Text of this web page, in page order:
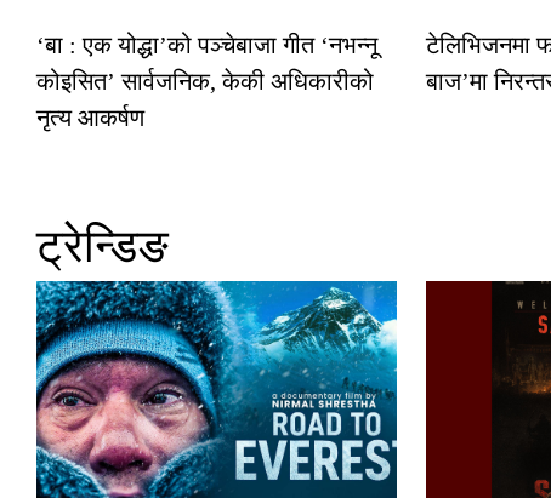
‘बा : एक योद्धा’को पञ्चेबाजा गीत ‘नभन्नू
कोइसित’ सार्वजनिक, केकी अधिकारीको
नृत्य आकर्षण
टेलिभिजनमा
बाज’मा
ट्रेन्डिङ